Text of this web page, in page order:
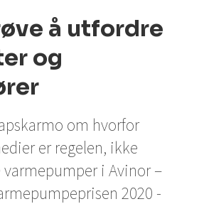
å utfordre
og
om hvorfor
er regelen, ikke
i Avinor –
2020 -